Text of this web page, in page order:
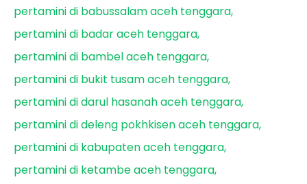
pertamini di babussalam aceh tenggara
pertamini di badar aceh tenggara
pertamini di bambel aceh tenggara
pertamini di bukit tusam aceh tenggara
pertamini di darul hasanah aceh tenggara
pertamini di deleng pokhkisen aceh tenggara
pertamini di kabupaten aceh tenggara
pertamini di ketambe aceh tenggara